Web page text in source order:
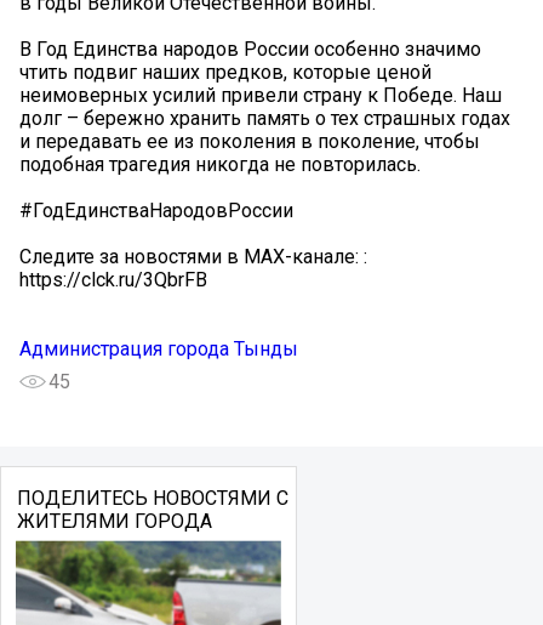
В Год Единства народов России особенно значимо
чтить подвиг наших предков, которые ценой
неимоверных усилий привели страну к Победе. Наш
долг – бережно хранить память о тех страшных годах
и передавать ее из поколения в поколение, чтобы
подобная трагедия никогда не повторилась.
#ГодЕдинстваНародовРоссии
Следите за новостями в MAX-канале: :
https://clck.ru/3QbrFB
Администрация города Тынды
45
ПОДЕЛИТЕСЬ НОВОСТЯМИ С
ЖИТЕЛЯМИ ГОРОДА